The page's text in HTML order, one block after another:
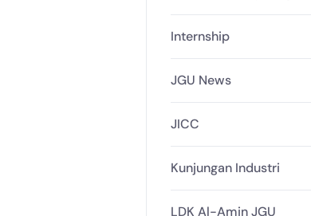
Internship
JGU News
JICC
Kunjungan Industri
LDK Al-Amin JGU